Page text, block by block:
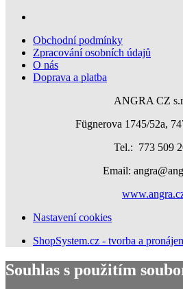
Obchodní podmínky
Zpracování osobních údajů
O nás
Doprava a platba
ANGRA CZ
Fügnerova 1745/52a,
Tel.: 773 509
Email:
Nastavení cookies
ShopSystem.cz - tvorba a
Souhlas s použitím